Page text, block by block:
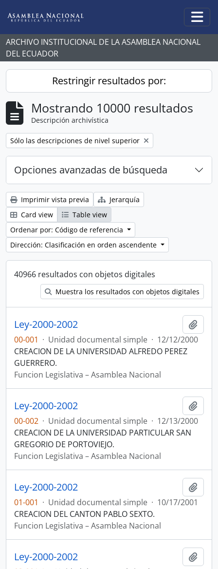
ARCHIVO INSTITUCIONAL DE LA ASAMBLEA NACIONAL
DEL ECUADOR
Restringir resultados por:
Mostrando 10000 resultados
Descripción archivística
Remove filter:
Sólo las descripciones de nivel superior
Opciones avanzadas de búsqueda
Imprimir vista previa
Jerarquía
Card view
Table view
Ordenar por: Código de referencia
Dirección: Clasificación en orden ascendente
40966 resultados con objetos digitales
Muestra los resultados con objetos digitales
Ley-2000-2002
00-001 · Unidad documental simple · 12/12/2000
CREACION DE LA UNIVERSIDAD ALFREDO PEREZ
GUERRERO.
Funcion Legislativa – Asamblea Nacional
Ley-2000-2002
00-002 · Unidad documental simple · 12/13/2000
CREACION DE LA UNIVERSIDAD PARTICULAR SAN
GREGORIO DE PORTOVIEJO.
Funcion Legislativa – Asamblea Nacional
Ley-2000-2002
01-001 · Unidad documental simple · 10/17/2001
CREACION DEL CANTON PABLO SEXTO.
Funcion Legislativa – Asamblea Nacional
Ley-2000-2002